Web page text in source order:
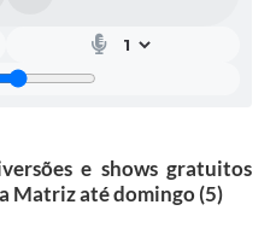
e shows gratuitos
Matriz até domingo (5)